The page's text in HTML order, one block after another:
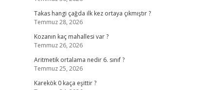
Takas hangi çağda ilk kez ortaya çıkmıştır ?
Temmuz 28, 2026
Kozanın kaç mahallesi var ?
Temmuz 26, 2026
Aritmetik ortalama nedir 6. sınıf ?
Temmuz 25, 2026
Karekök 0 kaça eşittir ?